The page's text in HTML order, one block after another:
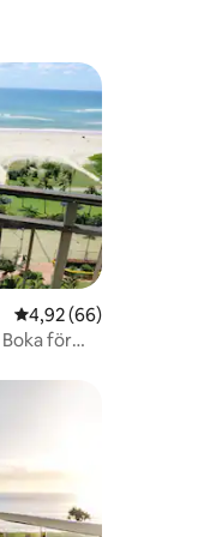
4,92 av 5 i
4,92 (66)
Boka för